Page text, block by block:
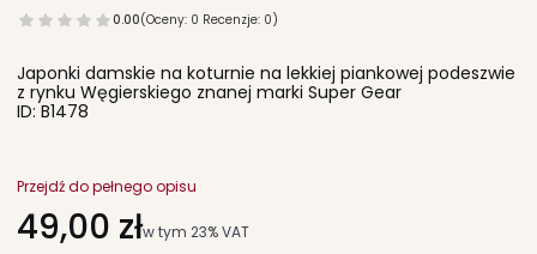
0.00(Oceny: 0 Recenzje: 0)
Japonki damskie na koturnie na lekkiej piankowej podeszwie
z rynku Węgierskiego znanej marki Super Gear
ID: B1478
Przejdź do pełnego opisu
Cena
49,00 złw tym 23% VAT
w tym 23%VAT